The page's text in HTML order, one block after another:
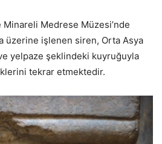
Medrese Müzesi’nde
üzerine işlenen siren, Orta Asya
yelpaze şeklindeki kuyruğuyla
tekrar etmektedir.